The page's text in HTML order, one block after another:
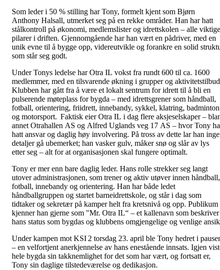
Som leder i 50 % stilling har Tony, formelt kjent som Bjørn
Anthony Halsall, utmerket seg på en rekke områder. Han har hatt
stålkontroll på økonomi, medlemslister og idrettskolen – alle viktige
pilarer i driften. Gjennomgående har han vært en pådriver, med en
unik evne til å bygge opp, videreutvikle og forankre en solid
som står seg godt.
Under Tonys ledelse har Otra IL vokst fra rundt 600 til ca. 1600
medlemmer, med en tilsvarende økning i grupper og
Klubben har gått fra å være et lokalt sentrum for idrett til å bli en
pulserende møteplass for bygda – med idrettsgrener som håndball,
fotball, orientering, friidrett, innebandy, sykkel, klatring, badminton
og motorsport. Faktisk eier Otra IL i dag flere aksjeselskaper –
annet Otrahallen AS og Alfred Uglands veg 17 AS – hvor Tony
hatt ansvar og daglig høy involvering. På tross av dette lar han
detaljer gå ubemerket; han vasker gulv, måker snø og slår av lys
etter seg – alt for at organisasjonen skal fungere optimalt.
Tony er mer enn bare daglig leder. Hans rolle strekker seg langt
utover administrasjonen, som trener og aktiv utøver innen håndball,
fotball, innebandy og orientering. Han har både ledet
håndballgruppen og startet barneidrettskole, og står i dag som
tidtaker og sekretær på kamper helt fra kretsnivå og opp. Publikum
kjenner han gjerne som "Mr. Otra IL“ – et kallenavn som beskriver
hans status som bygdas og klubbens omgjengelige og venlige
Under kampen mot KSI 2 torsdag 23. april ble Tony hedret i
– en velfortjent anerkjennelse av hans enestående innsats. Igjen
hele bygda sin takknemlighet for det som har vært, og fortsatt er,
Tony sin daglige tilstedeværelse og dedikasjon.